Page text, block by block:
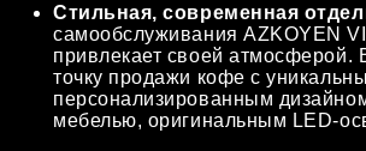
Стильная, современная
самообслуживания AZKOYEN
привлекает своей атмосферой.
точку продажи кофе с
персонализированным
мебелью, оригинальным LED-